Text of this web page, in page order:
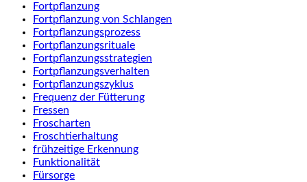
Fortpflanzung
Fortpflanzung von Schlangen
Fortpflanzungsprozess
Fortpflanzungsrituale
Fortpflanzungsstrategien
Fortpflanzungsverhalten
Fortpflanzungszyklus
Frequenz der Fütterung
Fressen
Froscharten
Froschtierhaltung
frühzeitige Erkennung
Funktionalität
Fürsorge